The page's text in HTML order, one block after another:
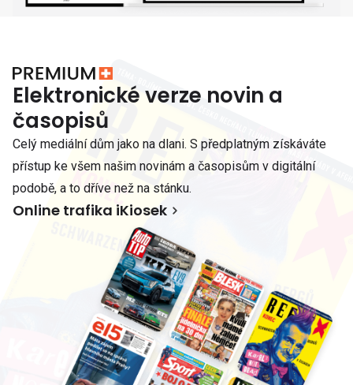
Elektronické verze novin a
časopisů
Celý mediální dům jako na dlani. S předplatným získáváte
přístup ke všem našim novinám a časopisům v digitální
podobě, a to dříve než na stánku.
Online trafika iKiosek